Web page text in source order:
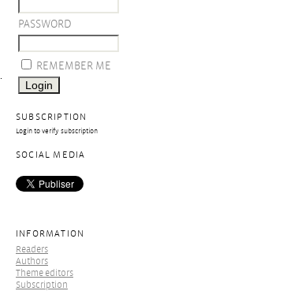
PASSWORD
REMEMBER ME
SUBSCRIPTION
Login to verify subscription
SOCIAL MEDIA
INFORMATION
Readers
Authors
Theme editors
Subscription